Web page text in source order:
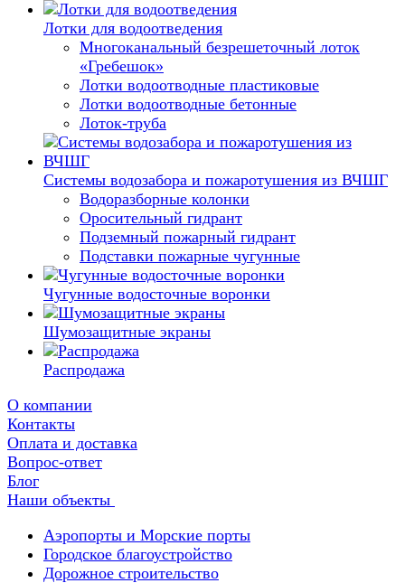
Лотки для водоотведения
Многоканальный безрешеточный лоток
«Гребешок»
Лотки водоотводные пластиковые
Лотки водоотводные бетонные
Лоток-труба
Системы водозабора и пожаротушения из ВЧШГ
Водоразборные колонки
Оросительный гидрант
Подземный пожарный гидрант
Подставки пожарные чугунные
Чугунные водосточные воронки
Шумозащитные экраны
Распродажа
О компании
Контакты
Оплата и доставка
Вопрос-ответ
Блог
Наши объекты
Аэропорты и Морские порты
Городское благоустройство
Дорожное строительство